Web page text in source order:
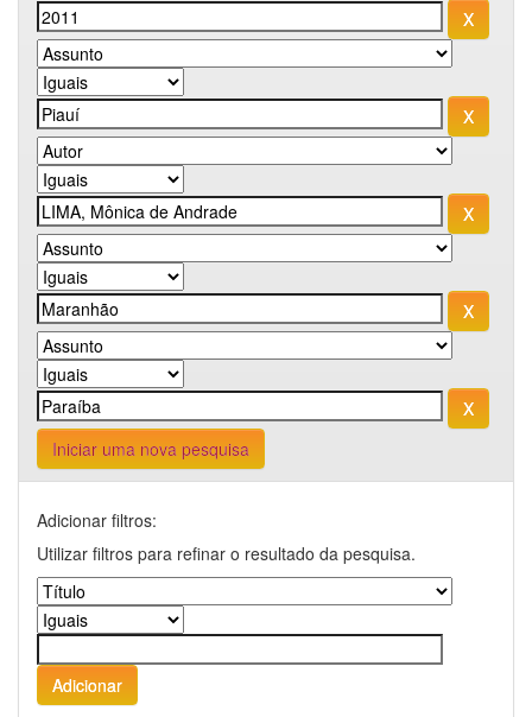
Iniciar uma nova pesquisa
Adicionar filtros:
Utilizar filtros para refinar o resultado da pesquisa.